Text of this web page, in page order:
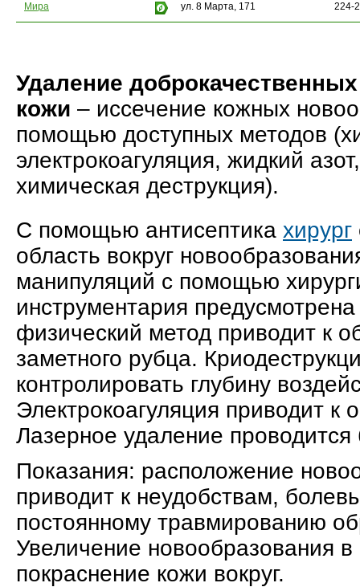
Мира ул. 8 Марта, 171 224-
Удаление
кожи – иссечение кожных
помощью доступных методов
электрокоагуляция, жидкий
химическая деструкция).
С помощью антисептика хирург
область вокруг
манипуляций с помощью
инструментария
физический метод приводит к
заметного рубца.
контролировать глубину
Электрокоагуляция приводит к
Лазерное удаление проводится
Показания: расположение
приводит к неудобствам,
постоянному травмированию
Увеличение новообразования
покраснение кожи вокруг.